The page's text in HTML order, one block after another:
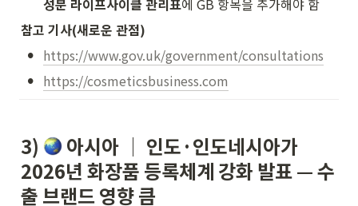
성분 라이프사이클 관리표에 GB 항목을 추가해야 함
참고 기사(새로운 관점)
• https://www.gov.uk/government/consultations
• https://cosmeticsbusiness.com
3) 아시아 │ 인도·인도네시아가
2026년 화장품 등록체계 강화 발표 — 수
출 브랜드 영향 큼